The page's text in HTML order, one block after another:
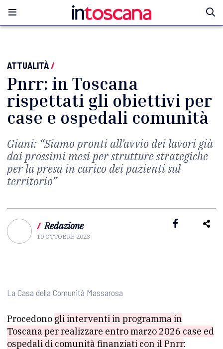
ATTUALITÀ/
Pnrr: in Toscana
rispettati gli obiettivi per
case e ospedali comunità
Giani: “Siamo pronti all’avvio dei lavori già
dai prossimi mesi per strutture strategiche
per la presa in carico dei pazienti sul
territorio”
/ Redazione
10 OTTOBRE 2023
La Casa della Comunità Massarosa
Procedono gli interventi in programma in
Toscana per realizzare entro marzo 2026 case ed
ospedali di comunità finanziati con il Pnrr: